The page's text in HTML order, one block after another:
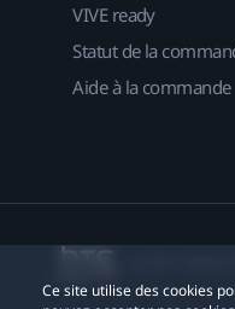
Ce site utilise des cookies
VIVE ready
Statut de la
Aide à la commande